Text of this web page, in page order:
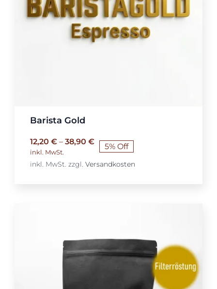
Barista Gold
12,20 €– 38,90 €
inkl. MwSt.
5% Off
inkl. MwSt. zzgl. Versandkosten